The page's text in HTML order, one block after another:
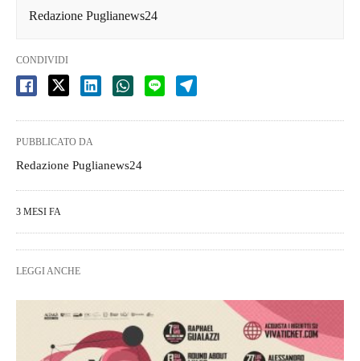
Redazione Puglianews24
CONDIVIDI
PUBBLICATO DA
Redazione Puglianews24
3 MESI FA
LEGGI ANCHE